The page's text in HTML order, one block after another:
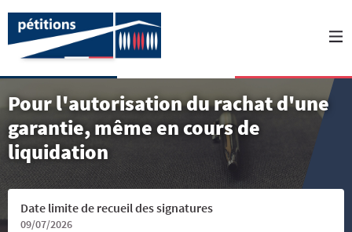
Pour l'autorisation du rachat d'une
garantie, même en cours de
liquidation
Date limite de recueil des signatures
09/07/2026